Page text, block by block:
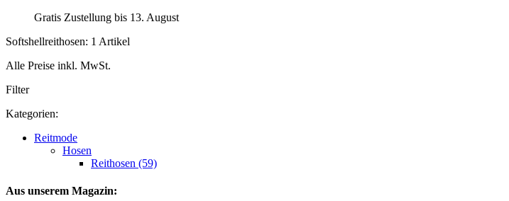
Gratis Zustellung bis 13. August
Softshellreithosen: 1 Artikel
Alle Preise inkl. MwSt.
Filter
Kategorien:
Reitmode
Hosen
Reithosen (59)
Aus unserem Magazin: